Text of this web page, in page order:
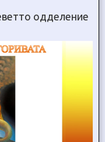
одделение